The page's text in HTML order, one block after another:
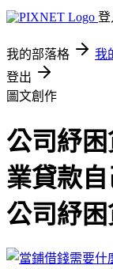
登
我的部落格 我
登出
圖文創作
公司紓
業貸款
公司紓